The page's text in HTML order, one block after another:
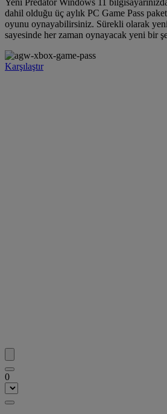
Yeni Predator Windows 11
dahil olduğu üç aylık PC Game Pass
oyunu oynayabilirsiniz. Sürekli olarak
sayesinde her zaman oynayacak yeni bir
Karşılaştır
0